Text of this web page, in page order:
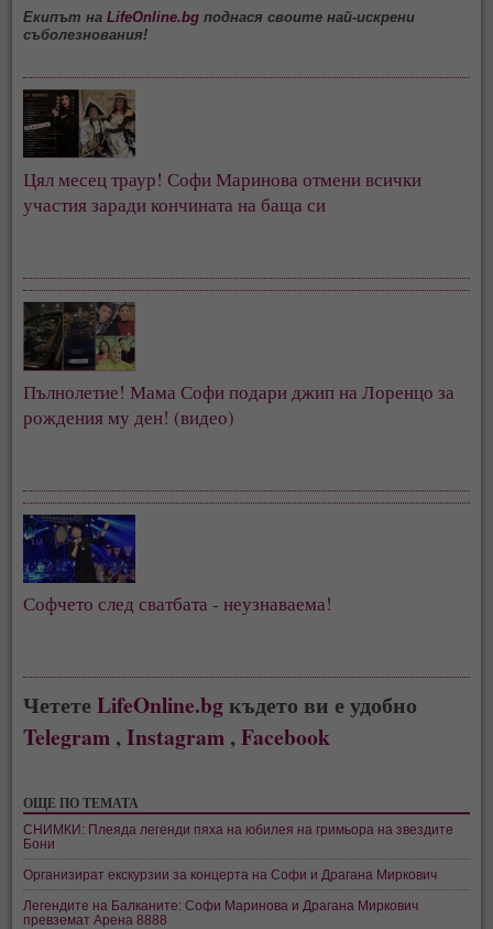
Екипът наLifeOnline.bg поднася своите най-искрени
съболезнования!
Цял месец траур! Софи Маринова отмени всички
участия заради кончината на баща си
Пълнолетие! Мама Софи подари джип на Лоренцо за
рождения му ден! (видео)
Софчето след сватбата - неузнаваема!
ЧететеLifeOnline.bgкъдето ви е удобно
Telegram ,Instagram ,Facebook
ОЩЕ ПО ТЕМАТА
СНИМКИ: Плеяда легенди пяха на юбилея на гримьора на звездите
Бони
Организират екскурзии за концерта на Софи и Драгана Миркович
Легендите на Балканите: Софи Маринова и Драгана Миркович
превземат Арена 8888